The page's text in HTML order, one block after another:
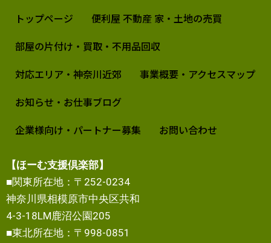
トップページ
便利屋 不動産 家・土地の売買
部屋の片付け・買取・不用品回収
対応エリア・神奈川近郊
事業概要・アクセスマップ
お知らせ・お仕事ブログ
企業様向け・パートナー募集
お問い合わせ
【ほーむ支援倶楽部】
■関東所在地：〒252-0234
神奈川県相模原市中央区共和
4-3-18LM鹿沼公園205
■東北所在地：〒998-0851